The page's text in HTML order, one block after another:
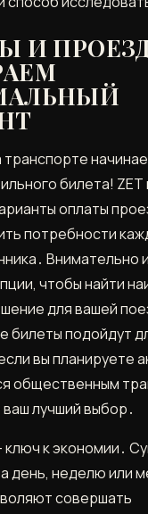
И
билета! ZET
оплаты
потребности
Внимательно
чтобы найти
для вашей
билеты подойдут
вы планируете
общественным
лучший выбор․
к экономии․
день‚ неделю или
совершать